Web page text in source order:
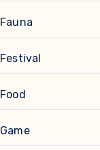
Fauna
Festival
Food
Game